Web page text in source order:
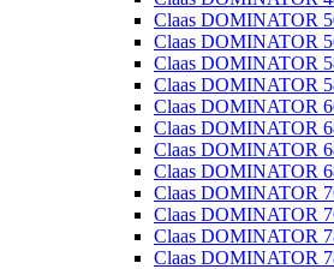
Claas DOMINATOR
Claas DOMINATOR
Claas DOMINATOR
Claas DOMINATOR
Claas DOMINATOR
Claas DOMINATOR
Claas DOMINATOR
Claas DOMINATOR
Claas DOMINATOR
Claas DOMINATOR
Claas DOMINATOR
Claas DOMINATOR